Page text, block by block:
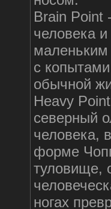
Brain Point
человека
маленьким
с
обычной
Heavy
северный
человека,
форме
туловище,
ногах